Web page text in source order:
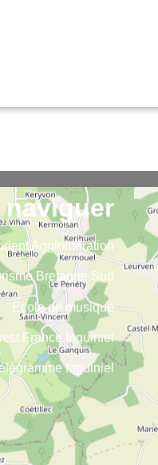
Agglomération
Bretagne Sud
Ecole de musique
France Inguiniel
Inguiniel